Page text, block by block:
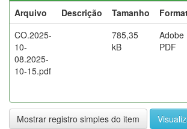
Arquivo
Descrição Tamanho
CO.2025-
10-
08.2025-
10-15.pdf
785,35
kB
Adobe
PDF
Mostrar registro simples do item